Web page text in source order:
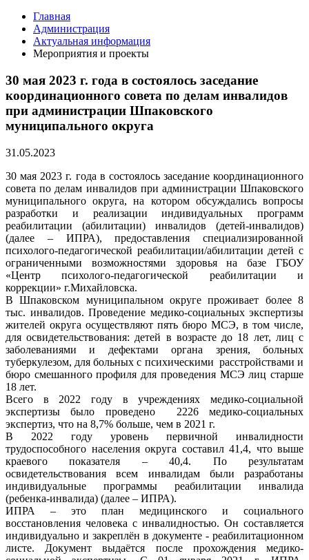
Главная
Администрация
Актуальная информация
Мероприятия и проекты
30 мая 2023 г. года в состоялось заседание
координационного совета по делам инвалидов
при администрации Шпаковского
муниципального округа
31.05.2023
30 мая 2023 г. года в состоялось заседание координационного
совета по делам инвалидов при администрации Шпаковского
муниципального округа, на котором обсуждались вопросы
разработки и реализации индивидуальных программ
реабилитации (абилитации) инвалидов (детей-инвалидов)
(далее – ИПРА), предоставления специализированной
психолого-педагогической реабилитации/абилитации детей с
ограниченными возможностями здоровья на базе ГБОУ
«Центр психолого-педагогической реабилитации и
коррекции» г.Михайловска.
В Шпаковском муниципальном округе проживает более 8
тыс. инвалидов. Проведение медико-социальных экспертизы
жителей округа осуществляют пять бюро МСЭ, в том числе,
для освидетельствования: детей в возрасте до 18 лет, лиц с
заболеваниями и дефектами органа зрения, больных
туберкулезом, для больных с психическими расстройствами и
бюро смешанного профиля для проведения МСЭ лиц старше
18 лет.
Всего в 2022 году в учреждениях медико-социальной
экспертизы было проведено 2226 медико-социальных
экспертиз, что на 8,7% больше, чем в 2021 г.
В 2022 году уровень первичной инвалидности
трудоспособного населения округа составил 41,4, что выше
краевого показателя – 40,4. По результатам
освидетельствования всем инвалидам были разработаны
индивидуальные программы реабилитации инвалида
(ребенка-инвалида) (далее – ИПРА).
ИПРА – это план медицинского и социального
восстановления человека с инвалидностью. Он составляется
индивидуально и закреплён в документе - реабилитационном
листе. Документ выдаётся после прохождения медико-